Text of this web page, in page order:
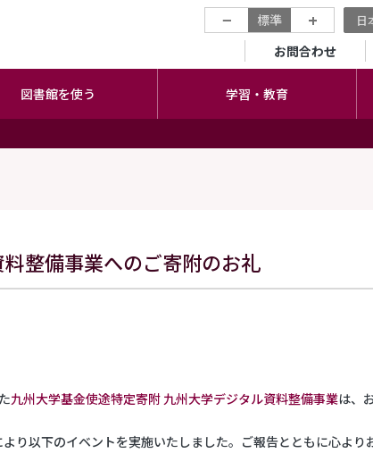
− 標準 + 日
セカンダリ
お問合わせ
図書館を使う 学習・教育
整備事業へのご寄附のお礼
九州大学基金使途特定寄附 九州大学デジタル資料整備事業は、
り以下のイベントを実施いたしました。ご報告とともに心より